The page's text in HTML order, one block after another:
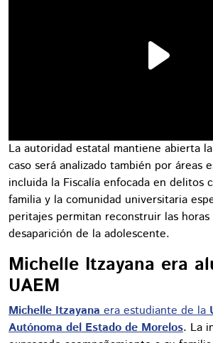
La autoridad estatal mantiene abierta
caso será analizado también por áreas
incluida la Fiscalía enfocada en delitos
familia y la comunidad universitaria
peritajes permitan reconstruir las
desaparición de la adolescente.
Michelle Itzayana era
UAEM
Michelle Itzayanaera estudiante de la
Autónoma del Estado de Morelos. La